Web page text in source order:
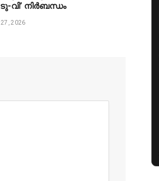
ടു-വി’ നിർബന്ധം
27, 2026